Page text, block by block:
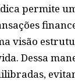
permite
visão
Dessa